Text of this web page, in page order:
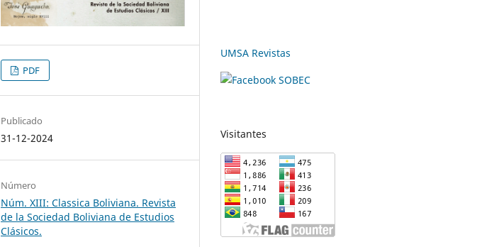
PDF
Publicado
31-12-2024
Número
Núm. XIII: Classica Boliviana. Revista
de la Sociedad Boliviana de Estudios
Clásicos.
UMSA Revistas
Visitantes